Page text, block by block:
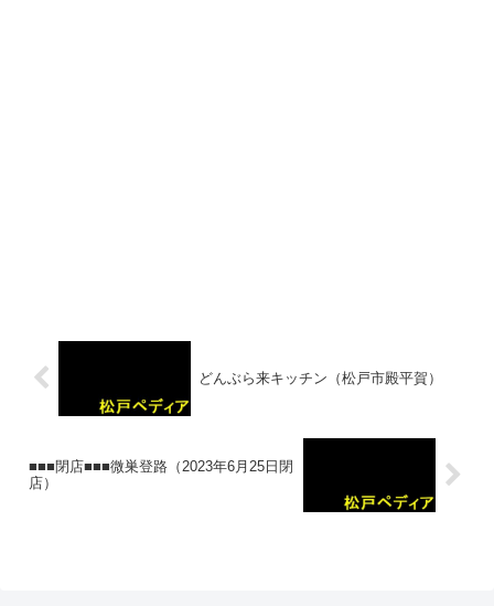
どんぶら来キッチン（松戸市殿平賀）
■■■閉店■■■微巣登路（2023年6月25日閉
店）